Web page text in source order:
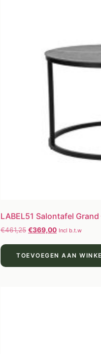
LABEL51 Salontafel
€461,25 €369,00 Incl b.t.w
TOEVOEGEN AAN